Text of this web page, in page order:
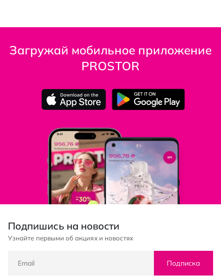
Загружай мобильное приложение
PROSTOR
Подпишись на новости
Узнайте первыми об акциях и новостях
Подписка